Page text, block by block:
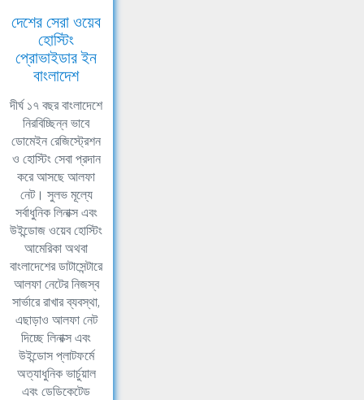
দেশের সেরা ওয়েব
হোস্টিং
প্রোভাইডার ইন
বাংলাদেশ
দীর্ঘ ১৭ বছর বাংলাদেশে
নিরবিচ্ছিন্ন ভাবে
ডোমেইন রেজিস্ট্রেশন
ও হোস্টিং সেবা প্রদান
করে আসছে আলফা
নেট। সুলভ মূল্যে
সর্বাধুনিক লিনাক্স এবং
উইন্ডোজ ওয়েব হোস্টিং
আমেরিকা অথবা
বাংলাদেশের ডাটাসেন্টারে
আলফা নেটের নিজস্ব
সার্ভারে রাখার ব্যবস্থা,
এছাড়াও আলফা নেট
দিচ্ছে লিনাক্স এবং
উইন্ডোস প্লাটফর্মে
অত্যাধুনিক ভার্চুয়াল
এবং ডেডিকেটেড